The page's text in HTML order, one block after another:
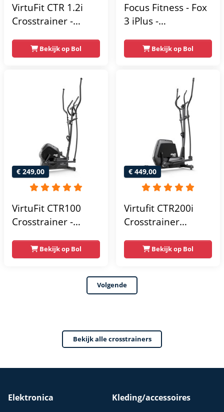
VirtuFit CTR 1.2i
Crosstrainer -
Programma's -
Bluetooth -
Bekijk op Bol
Focus Fitness - Fox
3 iPlus -
Hartslagsensoren -
24
Weerstandsniveaus
Bekijk op Bol
€ 249,00
VirtuFit CTR100
Crosstrainer -
120kg - 8
Weerstandsniveaus
trainingsprogrammas
- Crosstrainers
Fitness - 2026
Bekijk op Bol
€ 449,00
Virtufit CTR200i
Crosstrainer
Hartslagfunctie -
Crosstrainers -
Bluetooth -
Crosstrainer
weerstandsniveaus
- 24 programma's
Bekijk op Bol
Volgende
Bekijk alle crosstrainers
Elektronica Kleding/accessoires